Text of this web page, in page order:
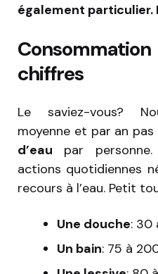
également particulier.
chiffres
Le saviez-vous?
moyenne et par an
d’eau par
actions quotidiennes
recours à l’eau. Petit
Une douche: 30
Un bain: 75 à